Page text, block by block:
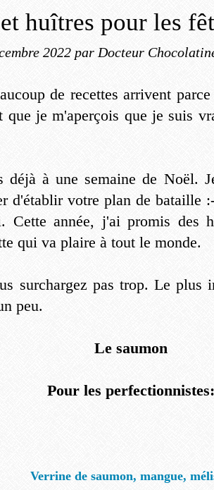
huîtres pour les
2022 par Docteur
de recettes arrivent
que je m'aperçois que je suis
déjà à une semaine de Noël.
d'établir votre plan de bataille
Cette année, j'ai promis des
qui va plaire à tout le monde.
surchargez pas trop. Le plus
peu.
Le saumon
Pour les perfectionnistes:
Verrine de saumon, mangue,